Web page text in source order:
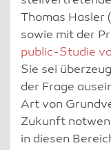
Thomas Hasler
sowie mit der
public-Studie
Sie sei
der Frage
Art von
Zukunft
in diesen